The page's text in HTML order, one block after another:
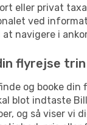
eller privat
ved
navigere i
flyrejse
og booke din
blot indtaste
og så viser vi